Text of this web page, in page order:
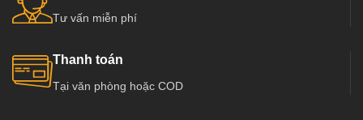
Tư vấn miễn phí
Thanh toán
Tại văn phòng hoặc COD